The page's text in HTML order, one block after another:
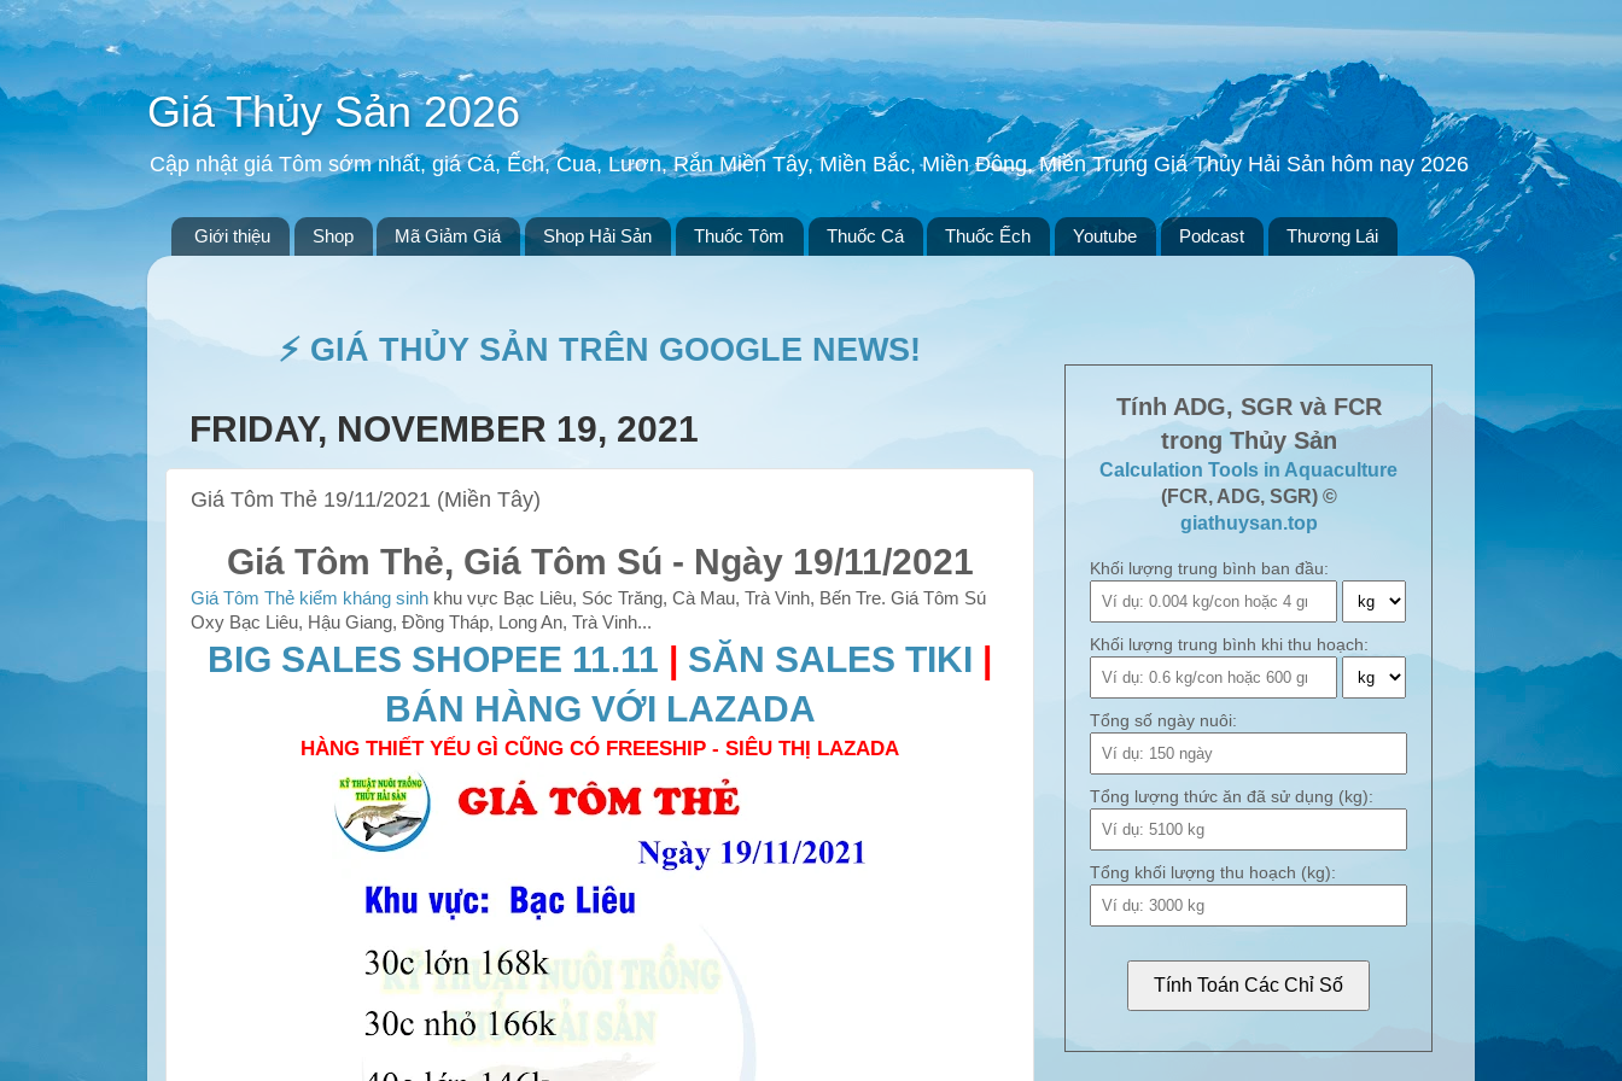
Giá Thủy Sản 2026
Cập nhật giá Tôm sớm nhất, giá Cá, Ếch, Cua, Lươn, Rắn Miền Tây, Miền Bắc, Miền Đông, Miền Trung Giá Thủy Hải Sản hôm nay 2026
Giới thiệu Shop Mã Giảm Giá Shop Hải Sản Thuốc Tôm Thuốc Cá Thuốc Ếch Youtube Podcast Thương Lái
⚡ GIÁ THỦY SẢN TRÊN GOOGLE NEWS!
FRIDAY, NOVEMBER 19, 2021
Giá Tôm Thẻ 19/11/2021 (Miền Tây)
Giá Tôm Thẻ, Giá Tôm Sú - Ngày 19/11/2021
Giá Tôm Thẻ kiểm kháng sinh khu vực Bạc Liêu, Sóc Trăng, Cà Mau, Trà Vinh, Bến Tre. Giá Tôm Sú
Oxy Bạc Liêu, Hậu Giang, Đồng Tháp, Long An, Trà Vinh...
BIG SALES SHOPEE 11.11 | SĂN SALES TIKI |
BÁN HÀNG VỚI LAZADA
HÀNG THIẾT YẾU GÌ CŨNG CÓ FREESHIP - SIÊU THỊ LAZADA
Tính ADG, SGR và FCR
trong Thủy Sản
Calculation Tools in Aquaculture
(FCR, ADG, SGR) ©
giathuysan.top
Khối lượng trung bình ban đầu:
Khối lượng trung bình khi thu hoạch:
Tổng số ngày nuôi:
Tổng lượng thức ăn đã sử dụng (kg):
Tổng khối lượng thu hoạch (kg):
Tính Toán Các Chỉ Số